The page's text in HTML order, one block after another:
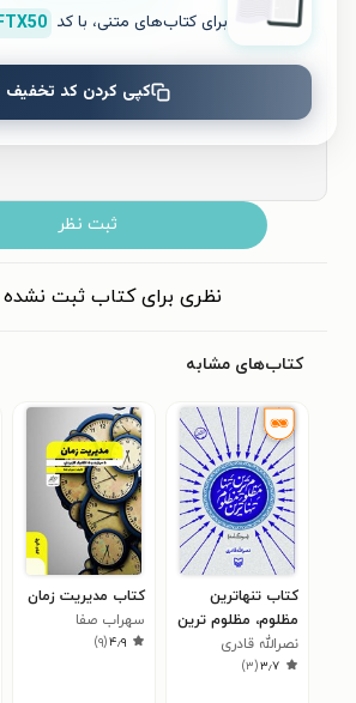
۱ ۲ ۴ ۵
ثبت نظر
نظری برای کتاب ثبت
کتاب‌های مشابه
کتاب تنهاترین
مظلوم، مظلوم ترین
تنها!
نصرالله قادری
۳٫۷(۳)
کتاب مدیریت زمان
سهراب صفا
۴٫۹(۹)
برای کتاب‌های متنی، با کد
کپی کردن کد تخفیف